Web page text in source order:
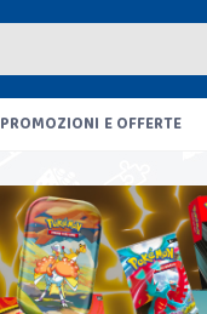
PROMOZIONI E OFFERTE